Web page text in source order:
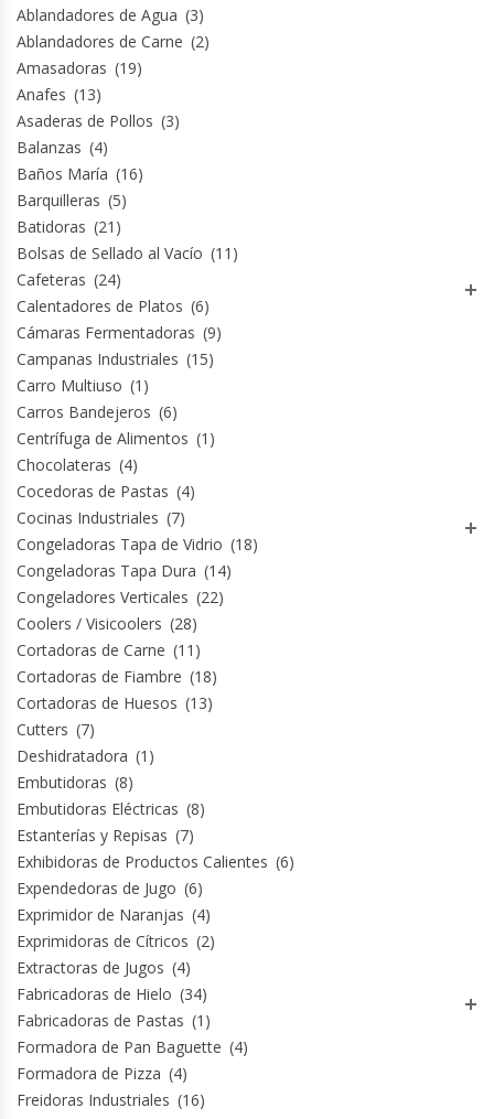
Módulos De Acero Inoxidable
Moledoras De Carne
Molinillos Para Café
Mural De Lácteos
Ollas Arroceras
Ovilladoras – Divisoras De Masa
Peladora De Papas
Picador De Hielo
Planchas Churrasqueras
Procesadoras De Alimentos
Puntos De Venta
Ralladoras De Queso
Rebanadoras De Pan De Molde
Refrigeradores Industriales
Repuestos Hornos Turbos
Revolvedoras De Masas
Roller Hot Dog
Salseras
Ablandadores de Agua (3)
Ablandadores de Carne (2)
Amasadoras (19)
Anafes (13)
Asaderas de Pollos (3)
Balanzas (4)
Baños María (16)
Barquilleras (5)
Batidoras (21)
Bolsas de Sellado al Vacío (11)
Cafeteras (24)
Calentadores de Platos (6)
Cámaras Fermentadoras (9)
Campanas Industriales (15)
Carro Multiuso (1)
Carros Bandejeros (6)
Centrífuga de Alimentos (1)
Chocolateras (4)
Cocedoras de Pastas (4)
Cocinas Industriales (7)
Congeladoras Tapa de Vidrio (18)
Congeladoras Tapa Dura (14)
Congeladores Verticales (22)
Coolers / Visicoolers (28)
Cortadoras de Carne (11)
Cortadoras de Fiambre (18)
Cortadoras de Huesos (13)
Cutters (7)
Deshidratadora (1)
Embutidoras (8)
Embutidoras Eléctricas (8)
Estanterías y Repisas (7)
Exhibidoras de Productos Calientes (6)
Expendedoras de Jugo (6)
Exprimidor de Naranjas (4)
Exprimidoras de Cítricos (2)
Extractoras de Jugos (4)
Fabricadoras de Hielo (34)
Fabricadoras de Pastas (1)
Formadora de Pan Baguette (4)
Formadora de Pizza (4)
Freidoras Industriales (16)